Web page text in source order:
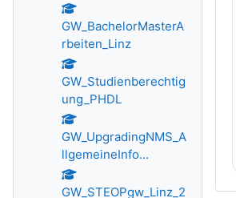
GW_BachelorMasterA
rbeiten_Linz
GW_Studienberechtig
ung_PHDL
GW_UpgradingNMS_A
llgemeineInfo...
GW_STEOPgw_Linz_2